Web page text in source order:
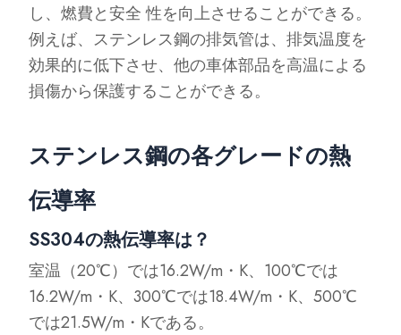
し、燃費と安全 性を向上させることができる。
例えば、ステンレス鋼の排気管は、排気温度を
効果的に低下させ、他の車体部品を高温による
損傷から保護することができる。
ステンレス鋼の各グレードの熱
伝導率
SS304の熱伝導率は？
室温（20℃）では16.2W/m・K、100℃では
16.2W/m・K、300℃では18.4W/m・K、500℃
では21.5W/m・Kである。